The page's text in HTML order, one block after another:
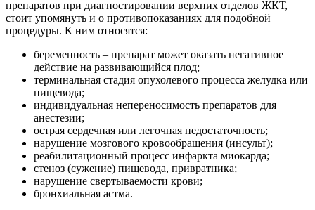
препаратов при диагностировании верхних отделов ЖКТ,
стоит упомянуть и о противопоказаниях для подобной
процедуры. К ним относятся:
беременность – препарат может оказать негативное
действие на развивающийся плод;
терминальная стадия опухолевого процесса желудка или
пищевода;
индивидуальная непереносимость препаратов для
анестезии;
острая сердечная или легочная недостаточность;
нарушение мозгового кровообращения (инсульт);
реабилитационный процесс инфаркта миокарда;
стеноз (сужение) пищевода, привратника;
нарушение свертываемости крови;
бронхиальная астма.